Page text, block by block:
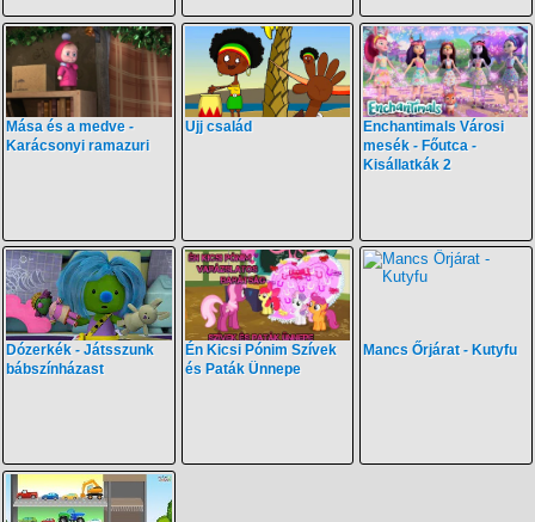
Mása és a medve -
Karácsonyi ramazuri
Ujj család
Enchantimals Városi
mesék - Főutca -
Kisállatkák 2
Dózerkék - Játsszunk
bábszínházast
Én Kicsi Pónim Szívek
és Paták Ünnepe
Mancs Őrjárat - Kutyfu